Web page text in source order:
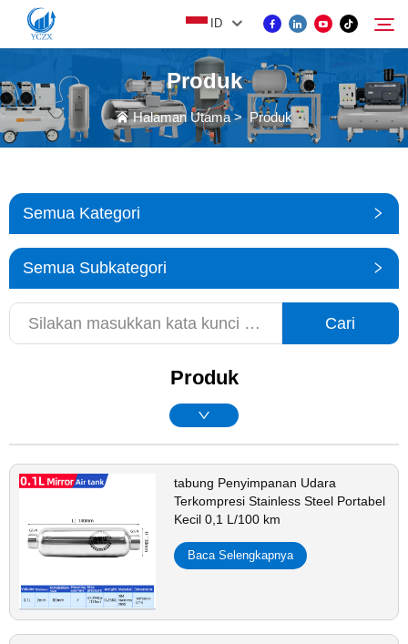
ID
PRODUK
BERITA
HUBUNGI KAMI
Cari
Produk
Halaman Utama> Produk
Semua Kategori
Semua Subkategori
Cari
Produk
tabung Penyimpanan Udara
Terkompresi Stainless Steel Portabel
Kecil 0,1 L/100 km
Baca Selengkapnya